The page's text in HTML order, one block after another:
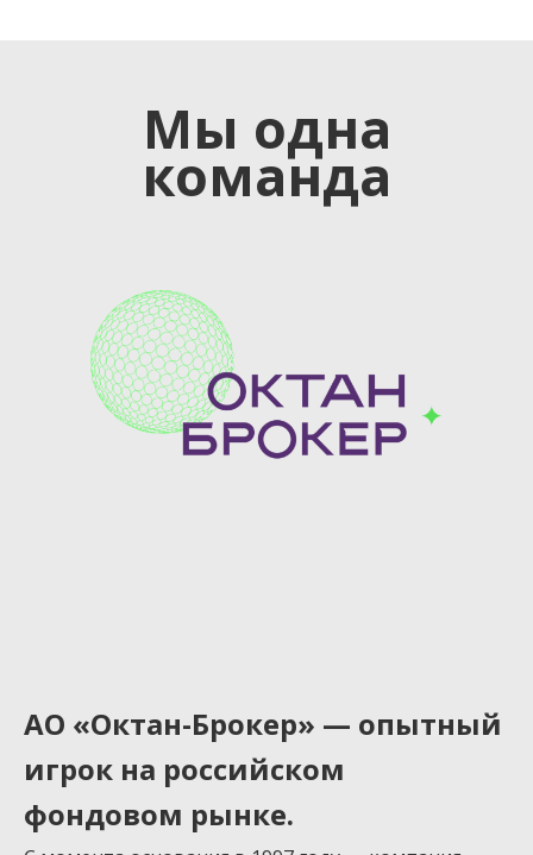
Мы одна
команда
АО «Октан-Брокер» — опытный
игрок на российском
фондовом рынке.